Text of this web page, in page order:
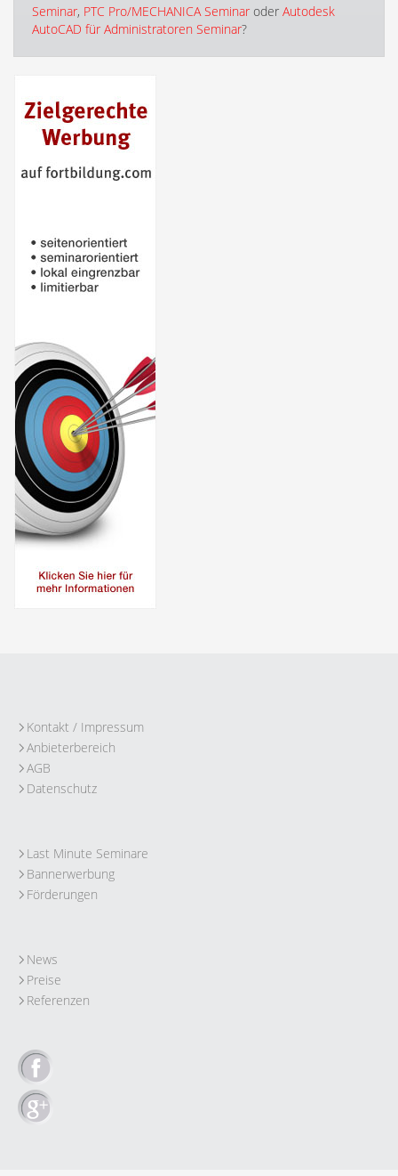
Seminar, PTC Pro/MECHANICA Seminar oder Autodesk
AutoCAD für Administratoren Seminar?
Kontakt / Impressum
Anbieterbereich
AGB
Datenschutz
Last Minute Seminare
Bannerwerbung
Förderungen
News
Preise
Referenzen